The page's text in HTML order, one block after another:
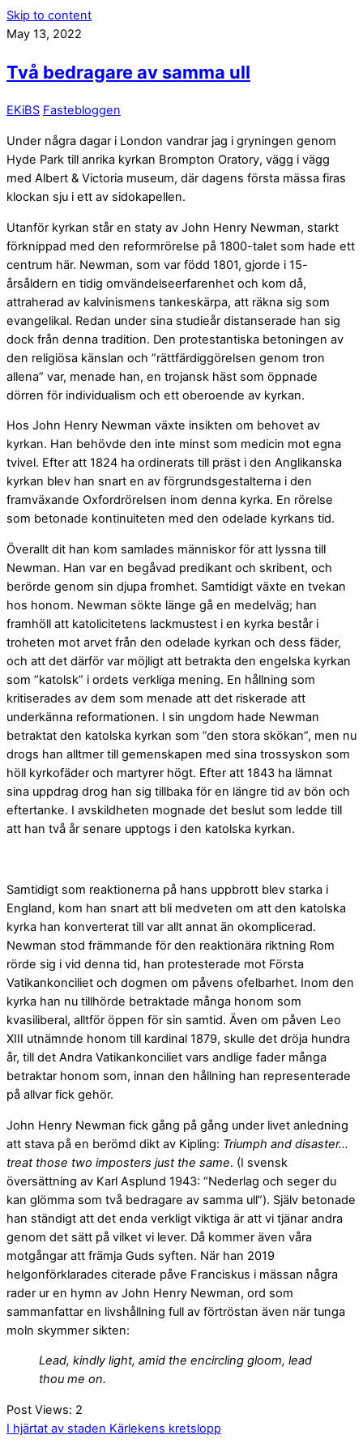
Skip to content
May 13, 2022
Två bedragare av samma ull
EKiBS Fastebloggen
Under några dagar i London vandrar jag i gryningen genom
Hyde Park till anrika kyrkan Brompton Oratory, vägg i vägg
med Albert & Victoria museum, där dagens första mässa firas
klockan sju i ett av sidokapellen.
Utanför kyrkan står en staty av John Henry Newman, starkt
förknippad med den reformrörelse på 1800-talet som hade ett
centrum här. Newman, som var född 1801, gjorde i 15-
årsåldern en tidig omvändelseerfarenhet och kom då,
attraherad av kalvinismens tankeskärpa, att räkna sig som
evangelikal. Redan under sina studieår distanserade han sig
dock från denna tradition. Den protestantiska betoningen av
den religiösa känslan och ”rättfärdiggörelsen genom tron
allena” var, menade han, en trojansk häst som öppnade
dörren för individualism och ett oberoende av kyrkan.
Hos John Henry Newman växte insikten om behovet av
kyrkan. Han behövde den inte minst som medicin mot egna
tvivel. Efter att 1824 ha ordinerats till präst i den Anglikanska
kyrkan blev han snart en av förgrundsgestalterna i den
framväxande Oxfordrörelsen inom denna kyrka. En rörelse
som betonade kontinuiteten med den odelade kyrkans tid.
Överallt dit han kom samlades människor för att lyssna till
Newman. Han var en begåvad predikant och skribent, och
berörde genom sin djupa fromhet. Samtidigt växte en tvekan
hos honom. Newman sökte länge gå en medelväg; han
framhöll att katolicitetens lackmustest i en kyrka består i
troheten mot arvet från den odelade kyrkan och dess fäder,
och att det därför var möjligt att betrakta den engelska kyrkan
som ”katolsk” i ordets verkliga mening. En hållning som
kritiserades av dem som menade att det riskerade att
underkänna reformationen. I sin ungdom hade Newman
betraktat den katolska kyrkan som ”den stora skökan”, men nu
drogs han alltmer till gemenskapen med sina trossyskon som
höll kyrkofäder och martyrer högt. Efter att 1843 ha lämnat
sina uppdrag drog han sig tillbaka för en längre tid av bön och
eftertanke. I avskildheten mognade det beslut som ledde till
att han två år senare upptogs i den katolska kyrkan.
Samtidigt som reaktionerna på hans uppbrott blev starka i
England, kom han snart att bli medveten om att den katolska
kyrka han konverterat till var allt annat än okomplicerad.
Newman stod främmande för den reaktionära riktning Rom
rörde sig i vid denna tid, han protesterade mot Första
Vatikankonciliet och dogmen om påvens ofelbarhet. Inom den
kyrka han nu tillhörde betraktade många honom som
kvasiliberal, alltför öppen för sin samtid. Även om påven Leo
XIII utnämnde honom till kardinal 1879, skulle det dröja hundra
år, till det Andra Vatikankonciliet vars andlige fader många
betraktar honom som, innan den hållning han representerade
på allvar fick gehör.
John Henry Newman fick gång på gång under livet anledning
att stava på en berömd dikt av Kipling: Triumph and disaster…
treat those two imposters just the same. (I svensk
översättning av Karl Asplund 1943: “Nederlag och seger du
kan glömma som två bedragare av samma ull”). Själv betonade
han ständigt att det enda verkligt viktiga är att vi tjänar andra
genom det sätt på vilket vi lever. Då kommer även våra
motgångar att främja Guds syften. När han 2019
helgonförklarades citerade påve Franciskus i mässan några
rader ur en hymn av John Henry Newman, ord som
sammanfattar en livshållning full av förtröstan även när tunga
moln skymmer sikten:
Lead, kindly light, amid the encircling gloom, lead
thou me on.
Post Views: 2
I hjärtat av staden Kärlekens kretslopp